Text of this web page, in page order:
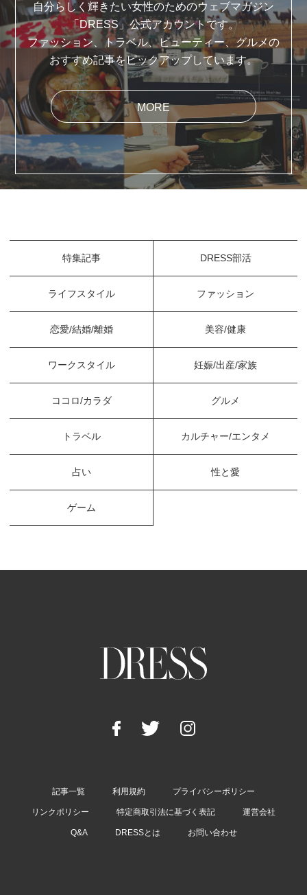
自分らしく輝きたい女性のためのウェブマガジン
「DRESS」公式アカウントです。
ファッション、トラベル、ビューティー、グルメの
おすすめ記事をピックアップしています。
MORE
特集記事 DRESS部活
ライフスタイル ファッション
恋愛/結婚/離婚 美容/健康
ワークスタイル 妊娠/出産/家族
ココロ/カラダ グルメ
トラベル カルチャー/エンタメ
占い 性と愛
ゲーム
記事一覧 利用規約 プライバシーポリシー
リンクポリシー 特定商取引法に基づく表記 運営会社
Q&A DRESSとは お問い合わせ